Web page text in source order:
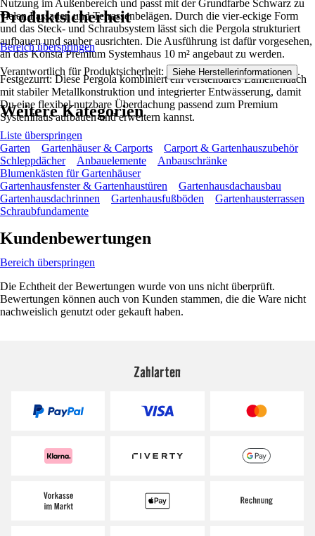
Nutzung im Außenbereich und passt mit der Grundfarbe Schwarz zu
vielen Fassaden und Terrassenbelägen. Durch die vier-eckige Form
und das Steck- und Schraubsystem lässt sich die Pergola strukturiert
aufbauen und sauber ausrichten. Die Ausführung ist dafür vorgesehen,
an das Konsta Premium Systemhaus 10 m² angebaut zu werden.
Festgezurrt: Diese Pergola kombiniert ein verstellbares Lamellendach
mit stabiler Metallkonstruktion und integrierter Entwässerung, damit
Du eine flexibel nutzbare Überdachung passend zum Premium
Systemhaus aufbauen und erweitern kannst.
Produktsicherheit
Bereich überspringen
Verantwortlich für Produktsicherheit: Siehe Herstellerinformationen .
Weitere Kategorien
Liste überspringen
Garten
Gartenhäuser & Carports
Carport & Gartenhauszubehör
Schleppdächer
Anbauelemente
Anbauschränke
Blumenkästen für Gartenhäuser
Gartenhausfenster & Gartenhaustüren
Gartenhausdachausbau
Gartenhausdachrinnen
Gartenhausfußböden
Gartenhausterrassen
Schraubfundamente
Kundenbewertungen
Bereich überspringen
Die Echtheit der Bewertungen wurde von uns nicht überprüft.
Bewertungen können auch von Kunden stammen, die die Ware nicht
nachweislich genutzt oder gekauft haben.
Zahlarten